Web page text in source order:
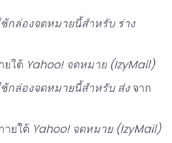
ช้กล่องจดหมายนี้สำหรับ ร่าง
ใต้ Yahoo! จดหมาย (IzyMail)
ช้กล่องจดหมายนี้สำหรับ ส่งจาก
ยใต้ Yahoo! จดหมาย (IzyMail)